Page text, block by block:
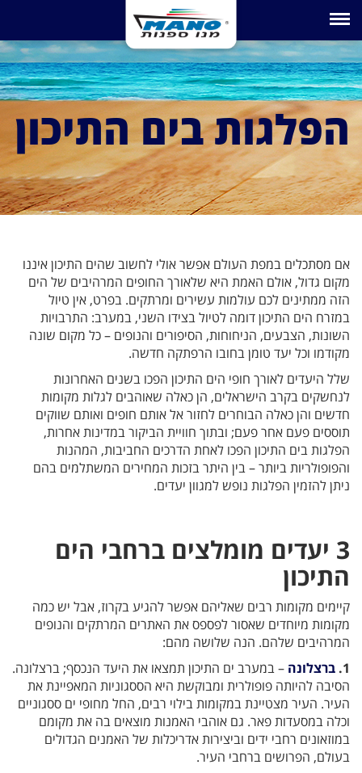
Toggle navigation
הפלגות בים התיכון
אם מסתכלים במפת העולם אפשר אולי לחשוב שהים התיכון איננו
מקום גדול, אולם האמת היא שלאורך החופים המרהיבים של הים
הזה ממתינים לכם עולמות עשירים ומרתקים. בפרט, אין טיול
במזרח הים התיכון דומה לטיול בצידו השני, במערב: התרבויות
השונות, הצבעים, הניחוחות, הסיפורים והנופים – כל מקום שונה
מקודמו וכל יעד טומן בחובו הרפתקה חדשה.
שלל היעדים לאורך חופי הים התיכון הפכו בשנים האחרונות
לנחשקים בקרב הישראלים, הן כאלה שאוהבים לגלות מקומות
חדשים והן כאלה הבוחרים לחזור אל אותם חופים ואותם שווקים
תוססים פעם אחר פעם; ובתוך חוויית הביקור במדינות אחרות,
הפלגות בים התיכון הפכו לאחת הדרכים החביבות, המהנות
והפופולריות ביותר – בין היתר בזכות המחירים המשתלמים בהם
ניתן להזמין הפלגות נופש למגוון יעדים.
3 יעדים מומלצים ברחבי הים
התיכון
קיימים מקומות רבים שאליהם אפשר להגיע בקרוז, אבל יש כמה
מקומות מיוחדים שאסור לפספס את האתרים המרתקים והנופים
המרהיבים שלהם. הנה שלושה מהם:
1. ברצלונה – במערב ים התיכון תמצאו את היעד הנכסף; ברצלונה.
הסיבה להיותה פופולרית ומבוקשת היא הססגוניות המאפיינת את
העיר. העיר מצטיינת במקומות בילוי רבים, החל מחופי ים ססגוניים
וכלה במסעדות פאר. גם אוהבי האמנות מוצאים בה את מקומם
במוזאונים רחבי ידים וביצירות אדריכלות של האמנים הגדולים
בעולם, הפרושים ברחבי העיר.